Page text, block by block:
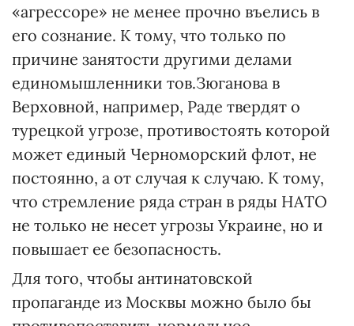
«агрессоре» не менее прочно въелись в
его сознание. К тому, что только по
причине занятости другими делами
единомышленники тов.Зюганова в
Верховной, например, Раде твердят о
турецкой угрозе, противостоять которой
может единый Черноморский флот, не
постоянно, а от случая к случаю. К тому,
что стремление ряда стран в ряды НАТО
не только не несет угрозы Украине, но и
повышает ее безопасность.
Для того, чтобы антинатовской
пропаганде из Москвы можно было бы